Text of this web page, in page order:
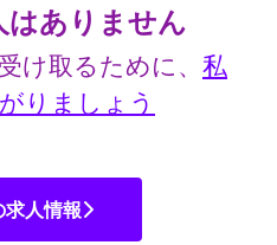
はありません
け取るために、 私
りましょう
人情報